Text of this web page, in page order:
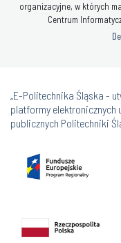
organizacyjne, w których
Centrum
„E-Politechnika Śląska -
platformy elektronicznych
publicznych Politechniki